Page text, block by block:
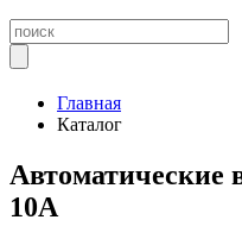
Главная
Каталог
Автоматические
10А